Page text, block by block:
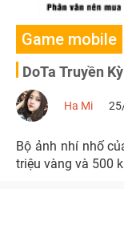
Game mobile
DoTa Truyền
Ha Mi
Bộ ảnh nhí nhố
triệu vàng và 500